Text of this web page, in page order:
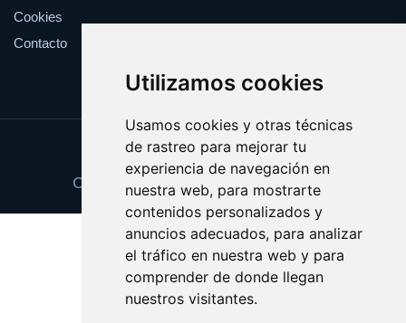
Utilizamos cookies
Usamos cookies y otras técnicas
de rastreo para mejorar tu
experiencia de navegación en
nuestra web, para mostrarte
contenidos personalizados y
anuncios adecuados, para analizar
el tráfico en nuestra web y para
comprender de donde llegan
nuestros visitantes.
Cookies
Contacto
Update cookies preferences
Copyright © 2025 recuerdos.com.es